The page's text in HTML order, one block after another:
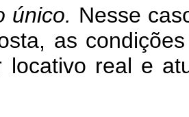
único. Nesse
as
locativo real e